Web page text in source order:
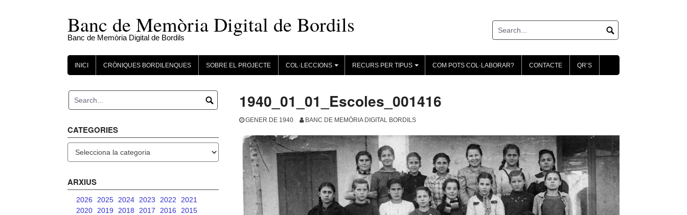
Banc de Memòria Digital de Bordils
Banc de Memòria Digital de Bordils
INICI CRÒNIQUES BORDILENQUES SOBRE EL PROJECTE
+
COL·LECCIONS
+
RECURS PER TIPUS COM POTS COL·LABORAR? CONTACTE QR’S
1940_01_01_Escoles_001416
GENER DE 1940 BANC DE MEMÒRIA DIGITAL BORDILS
CATEGORIES
ARXIUS
2026 2025 2024 2023 2022
2021
2020
2019 2018 2017 2016
2015